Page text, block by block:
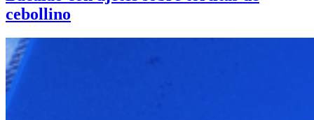
cebollino